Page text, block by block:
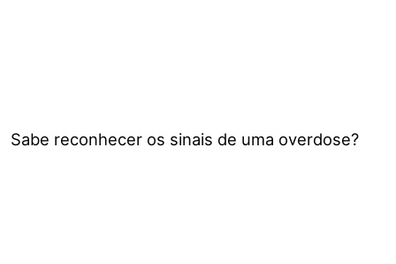
Sabe reconhecer os sinais de uma overdose?